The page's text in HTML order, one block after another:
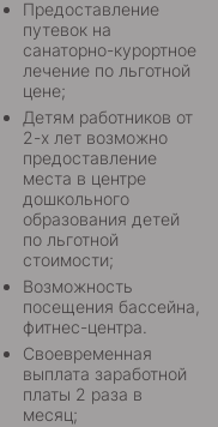
Предоставление
путевок на
санаторно-курортное
лечение по льготной
цене;
Детям работников от
2-х лет возможно
предоставление
места в центре
дошкольного
образования детей
по льготной
стоимости;
Возможность
посещения бассейна,
фитнес-центра.
Своевременная
выплата заработной
платы 2 раза в
месяц;